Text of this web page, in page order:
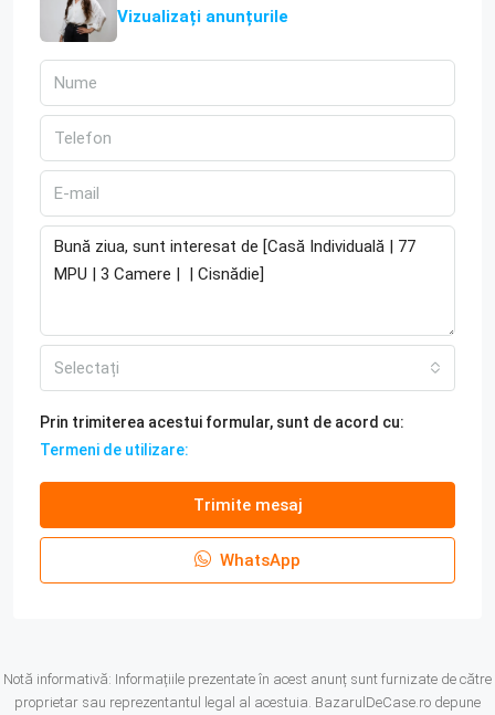
Vizualizați anunțurile
Selectați
Prin trimiterea acestui formular, sunt de acord cu:
Termeni de utilizare:
Trimite mesaj
WhatsApp
Notă informativă: Informațiile prezentate în acest anunț sunt furnizate de către
proprietar sau reprezentantul legal al acestuia. BazarulDeCase.ro depune